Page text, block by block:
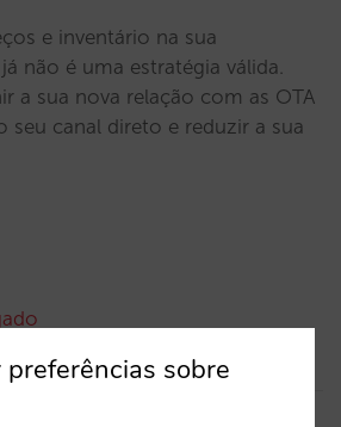
e inventário na sua
não é uma estratégia válida.
a sua nova relação com as OTA
seu canal direto e reduzir a sua
sobre